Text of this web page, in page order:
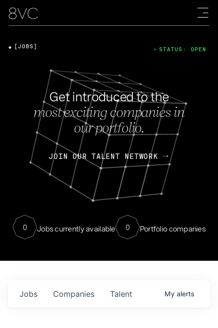
Get introduced to the
most exciting companies in
our portfolio.
JOIN OUR TALENT NETWORK
0 Jobs currently available 0 Portfolio companies
[JOBS] STATUS: OPEN
Jobs Companies Talent My alerts